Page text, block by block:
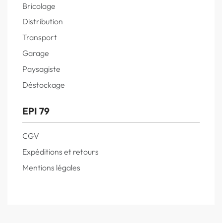
Bricolage
Distribution
Transport
Garage
Paysagiste
Déstockage
EPI 79
CGV
Expéditions et retours
Mentions légales